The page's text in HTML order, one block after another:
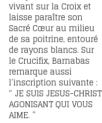
vivant sur la Croix et
laisse paraître son
Sacré Cœur au milieu
de sa poitrine, entouré
de rayons blancs. Sur
le Crucifix, Barnabas
remarque aussi
l’inscription suivante :
“ JE SUIS JESUS-CHRIST
AGONISANT QUI VOUS
AIME. ”